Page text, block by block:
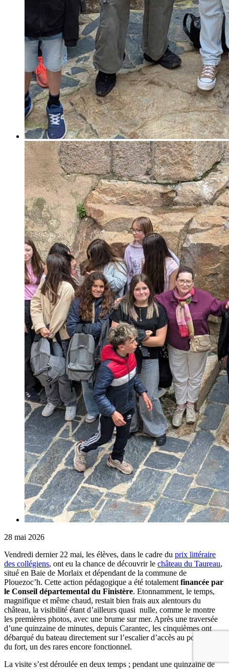
28 mai 2026
Vendredi dernier 22 mai, les élèves, dans le cadre du prix littéraire
des collégiens, ont eu la chance de découvrir le château du Taureau,
situé en Baie de Morlaix et dépendant de la commune de
Plouezoc’h. Cette action pédagogique a été totalement financée par
le Conseil départemental du Finistère. Etonnamment, le temps,
magnifique et même chaud, restait bien frais aux alentours du
château, la visibilité étant d’ailleurs quasi nulle, comme le montre
les premières photos, avec une brume sur mer. Après une traversée
d’une quinzaine de minutes, depuis Carantec, les cinquièmes ont
débarqué du bateau directement sur l’escalier d’accès au pont-levis
du fort, un des rares encore fonctionnel.
La visite s’est déroulée en deux temps ; pendant une quinzaine de